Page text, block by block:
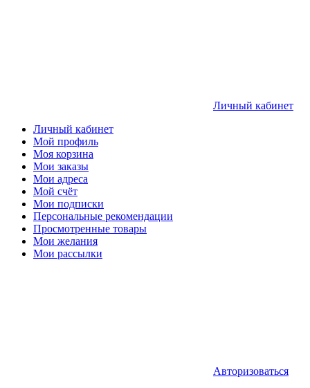
Личный кабинет
Личный кабинет
Мой профиль
Моя корзина
Мои заказы
Мои адреса
Мой счёт
Мои подписки
Персональные рекомендации
Просмотренные товары
Мои желания
Мои рассылки
Авторизоваться